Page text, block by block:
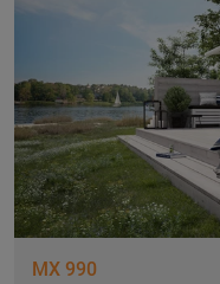
MX 990